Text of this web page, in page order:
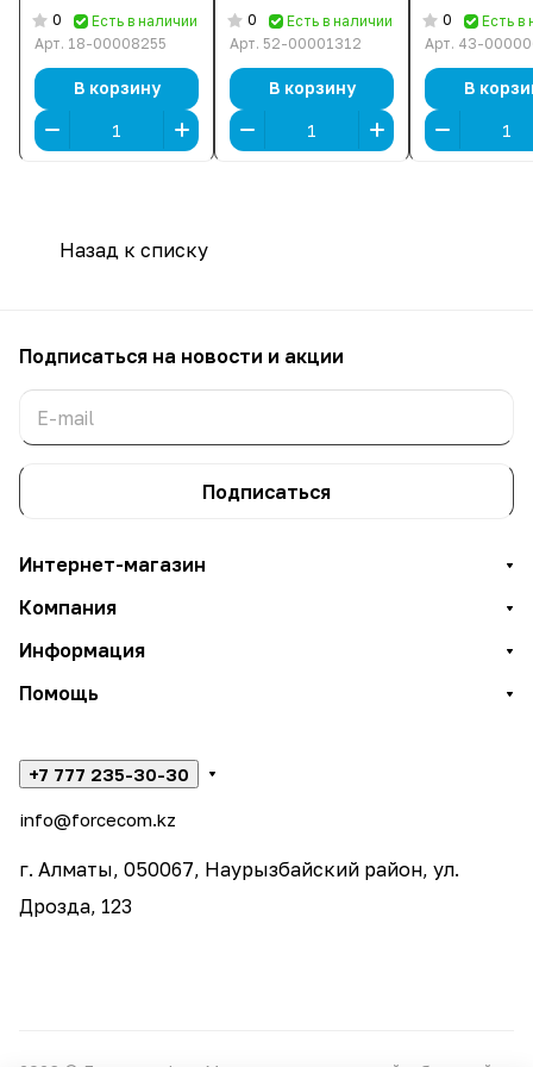
3 × 140 мм,
Черный]
0
Есть в наличии
Арт. 18-00008255
В корзину
BKCWW) [Midi
Tower, 3 × 120 мм,
0
Есть в наличии
Арт. 52-00001312
В корзину
Черный]
0
Есть в
Арт. 43-
В
Назад к списку
Подписаться на новости и акции
Подписаться
Интернет-магазин
Компания
Информация
Помощь
+7 777 235-30-30
info@forcecom.kz
г. Алматы, 050067, Наурызбайский район, ул.
Дрозда, 123